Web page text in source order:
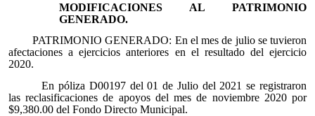
MODIFICACIONES AL PATRIMONIO
GENERADO.
PATRIMONIO GENERADO: En el mes de julio se tuvieron
afectaciones a ejercicios anteriores en el resultado del ejercicio
2020.
En póliza D00197 del 01 de Julio del 2021 se registraron
las reclasificaciones de apoyos del mes de noviembre 2020 por
$9,380.00 del Fondo Directo Municipal.